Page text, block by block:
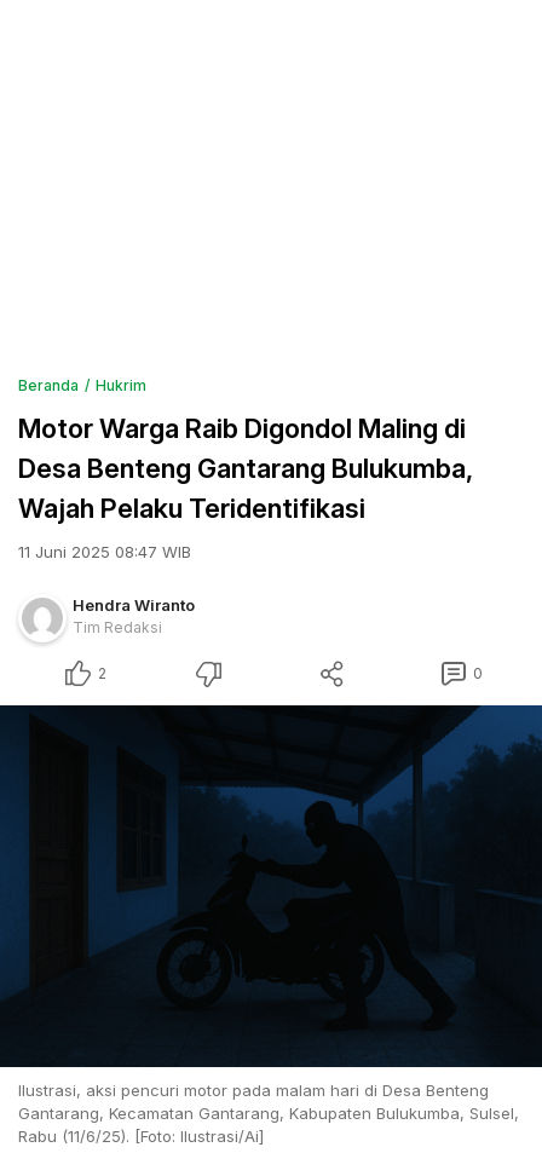
Beranda Hukrim
Motor Warga Raib Digondol Maling di
Desa Benteng Gantarang Bulukumba,
Wajah Pelaku Teridentifikasi
11 Juni 2025 08:47 WIB
Hendra Wiranto
Tim Redaksi
2 0
Ilustrasi, aksi pencuri motor pada malam hari di Desa Benteng
Gantarang, Kecamatan Gantarang, Kabupaten Bulukumba, Sulsel,
Rabu (11/6/25). [Foto: Ilustrasi/Ai]